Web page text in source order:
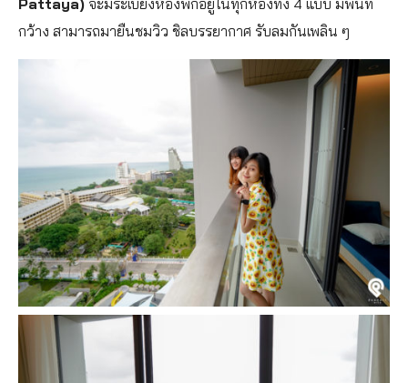
Pattaya) จะมีระเบียงห้องพักอยู่ในทุกห้องทั้ง 4 แบบ มีพื้นที่
กว้าง สามารถมายืนชมวิว ชิลบรรยากาศ รับลมกันเพลิน ๆ